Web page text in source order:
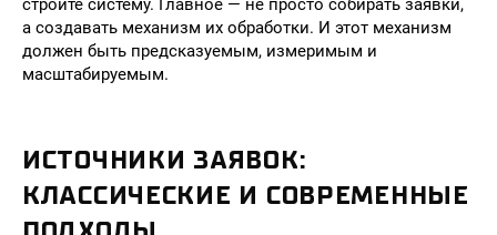
строите систему. Главное — не просто собирать заявки,
а создавать механизм их обработки. И этот механизм
должен быть предсказуемым, измеримым и
масштабируемым.
ИСТОЧНИКИ ЗАЯВОК:
КЛАССИЧЕСКИЕ И СОВРЕМЕННЫЕ